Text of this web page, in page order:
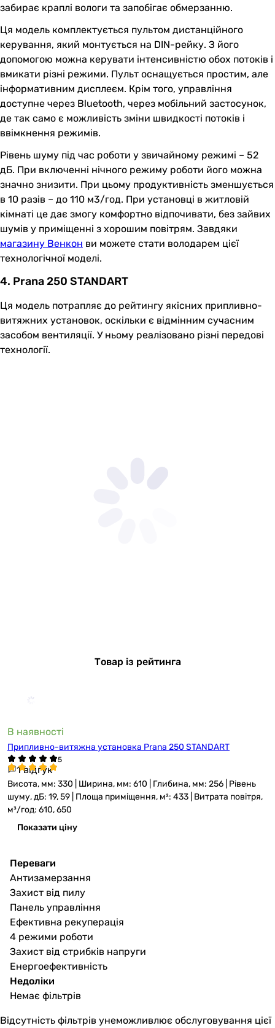
забирає краплі вологи та запобігає обмерзанню.
Ця модель комплектується пультом дистанційного
керування, який монтується на DIN-рейку. З його
допомогою можна керувати інтенсивністю обох потоків і
вмикати різні режими. Пульт оснащується простим, але
інформативним дисплеєм. Крім того, управління
доступне через Bluetooth, через мобільний застосунок,
де так само є можливість зміни швидкості потоків і
ввімкнення режимів.
Рівень шуму під час роботи у звичайному режимі – 52
дБ. При включенні нічного режиму роботи його можна
значно знизити. При цьому продуктивність зменшується
в 10 разів – до 110 м3/год. При установці в житловій
кімнаті це дає змогу комфортно відпочивати, без зайвих
шумів у приміщенні з хорошим повітрям. Завдяки
магазину Венкон ви можете стати володарем цієї
технологічної моделі.
4. Prana 250 STANDART
Ця модель потрапляє до рейтингу якісних припливно-
витяжних установок, оскільки є відмінним сучасним
засобом вентиляції. У ньому реалізовано різні передові
технології.
Товар із рейтинга
В наявності
Припливно-витяжна установка Prana 250 STANDART
1 відгук
Висота, мм: 330 | Ширина, мм: 610 | Глибина, мм: 256 | Рівень
шуму, дБ: 19, 59 | Площа приміщення, м²: 433 | Витрата повітря,
м³/год: 610, 650
Показати ціну
Переваги
Антизамерзання
Захист від пилу
Панель управління
Ефективна рекуперація
4 режими роботи
Захист від стрибків напруги
Енергоефективність
Недоліки
Немає фільтрів
Відсутність фільтрів унеможливлює обслуговування цієї